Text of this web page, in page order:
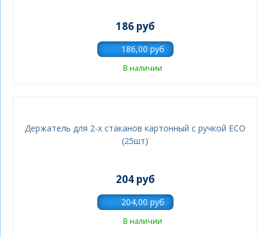
186 руб
В наличии
Держатель для 2-х стаканов картонный с ручкой ECO
(25шт)
204 руб
В наличии